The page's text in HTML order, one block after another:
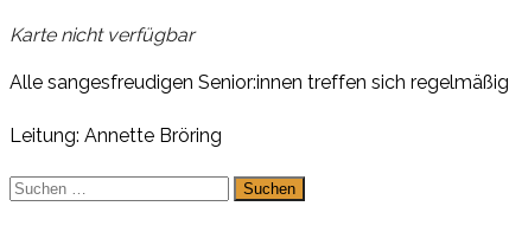
Karte nicht verfügbar
Alle sangesfreudigen Senior:innen treffen sich regelmäßig
Leitung: Annette Bröring
Suchen